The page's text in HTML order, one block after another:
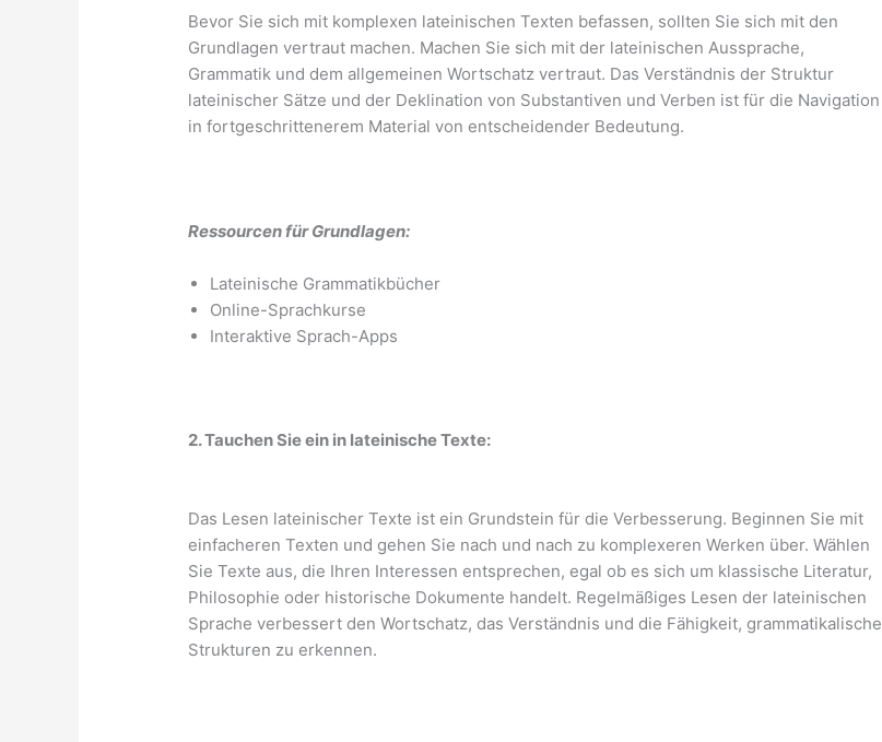
Bevor Sie sich mit komplexen lateinischen Texten befassen, sollten Sie sich mit den
Grundlagen vertraut machen. Machen Sie sich mit der lateinischen Aussprache,
Grammatik und dem allgemeinen Wortschatz vertraut. Das Verständnis der Struktur
lateinischer Sätze und der Deklination von Substantiven und Verben ist für die Navigation
in fortgeschrittenerem Material von entscheidender Bedeutung.
Ressourcen für Grundlagen:
Lateinische Grammatikbücher
Online-Sprachkurse
Interaktive Sprach-Apps
2. Tauchen Sie ein in lateinische Texte:
Das Lesen lateinischer Texte ist ein Grundstein für die Verbesserung. Beginnen Sie mit
einfacheren Texten und gehen Sie nach und nach zu komplexeren Werken über. Wählen
Sie Texte aus, die Ihren Interessen entsprechen, egal ob es sich um klassische Literatur,
Philosophie oder historische Dokumente handelt. Regelmäßiges Lesen der lateinischen
Sprache verbessert den Wortschatz, das Verständnis und die Fähigkeit, grammatikalische
Strukturen zu erkennen.